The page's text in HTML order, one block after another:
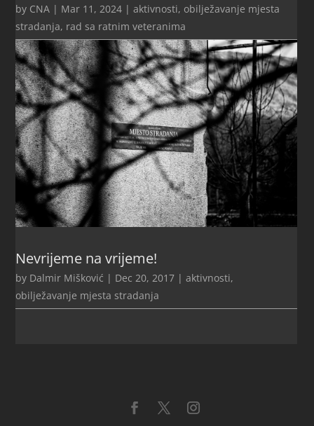
by CNA | Mar 11, 2024 |aktivnosti, obilježavanje mjesta
stradanja, rad sa ratnim veteranima
Nevrijeme na vrijeme!
by Dalmir Mišković | Dec 20, 2017 |aktivnosti,
obilježavanje mjesta stradanja